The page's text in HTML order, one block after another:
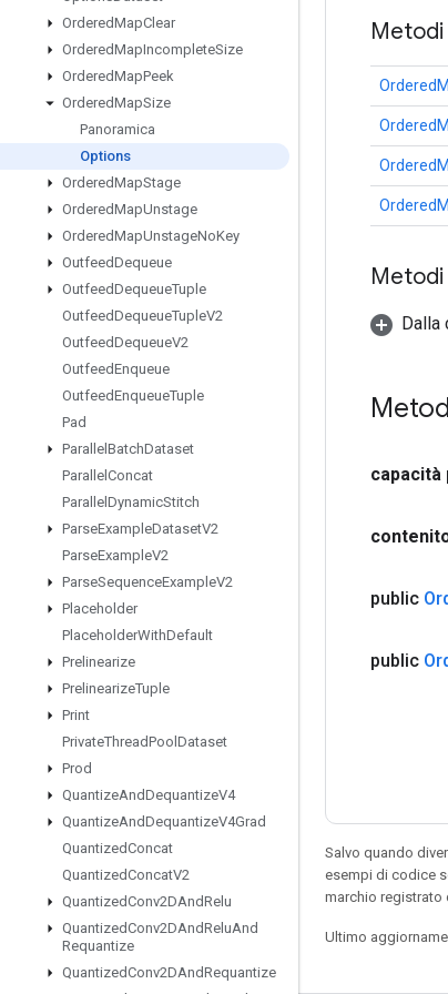
OrderedMapClear
OrderedMapIncompleteSize
OrderedMapPeek
OrderedMapSize
Panoramica
Options
OrderedMapStage
OrderedMapUnstage
OrderedMapUnstageNoKey
OutfeedDequeue
OutfeedDequeueTuple
OutfeedDequeueTupleV2
OutfeedDequeueV2
OutfeedEnqueue
OutfeedEnqueueTuple
Pad
Parallel BatchDataset
Parallel Concat
Parallel DynamicStitch
ParseExampleDatasetV2
ParseExampleV2
ParseSequenceExampleV2
Placeholder
PlaceholderWithDefault
Prelinearize
PrelinearizeTuple
Print
PrivateThreadPool Dataset
Prod
QuantizeAndDequantizeV4
QuantizeAndDequantizeV4Grad
QuantizedConcat
QuantizedConcatV2
QuantizedConv2DAndRelu
QuantizedConv2DAndReluAnd
Requantize
QuantizedConv2DAndRequantize
Dalla
capacità
public
public
Salvo quando
esempi di codice
marchio registrato
Ultimo